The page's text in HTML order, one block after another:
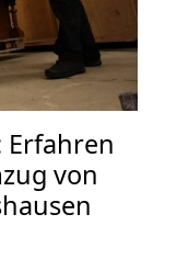
Erfahren
von